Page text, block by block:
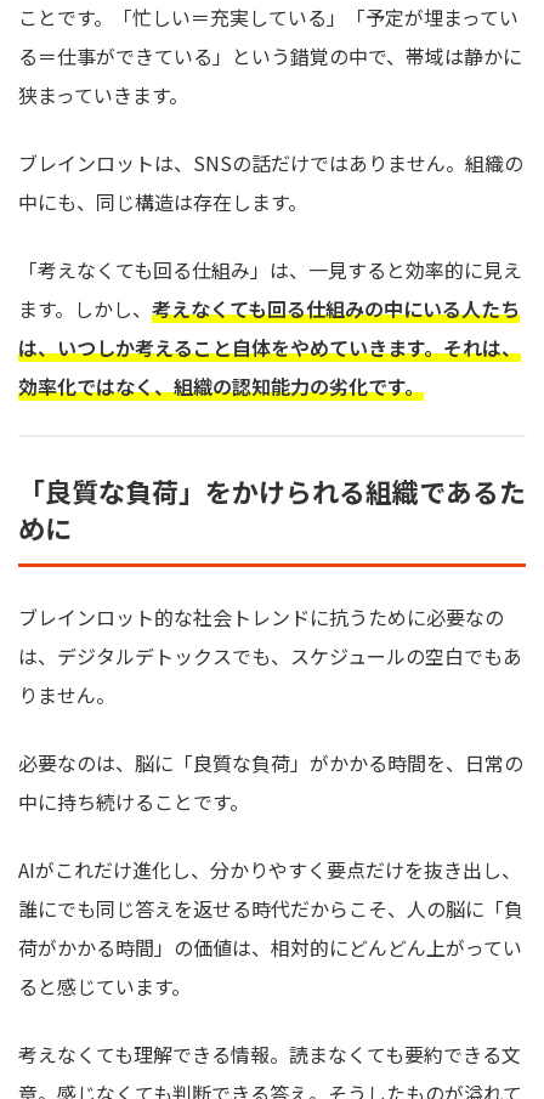
ことです。「忙しい＝充実している」「予定が埋まってい
る＝仕事ができている」という錯覚の中で、帯域は静かに
狭まっていきます。
ブレインロットは、SNSの話だけではありません。組織の
中にも、同じ構造は存在します。
「考えなくても回る仕組み」は、一見すると効率的に見え
ます。しかし、 考えなくても回る仕組みの中にいる人たち
は、いつしか考えること自体をやめていきます。それは、
効率化ではなく、組織の認知能力の劣化です。
「良質な負荷」をかけられる組織であるた
めに
ブレインロット的な社会トレンドに抗うために必要なの
は、デジタルデトックスでも、スケジュールの空白でもあ
りません。
必要なのは、脳に「良質な負荷」がかかる時間を、日常の
中に持ち続けることです。
AIがこれだけ進化し、分かりやすく要点だけを抜き出し、
誰にでも同じ答えを返せる時代だからこそ、人の脳に「負
荷がかかる時間」の価値は、相対的にどんどん上がってい
ると感じています。
考えなくても理解できる情報。読まなくても要約できる文
章。感じなくても判断できる答え。そうしたものが溢れて